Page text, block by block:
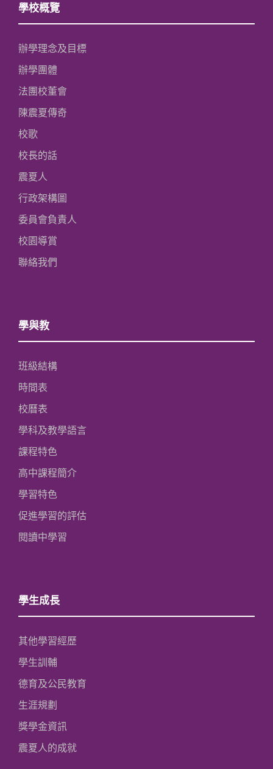
學校概覽
辦學理念及目標
辦學團體
法團校董會
陳震夏傳奇
校歌
校長的話
震夏人
行政架構圖
委員會負責人
校園導賞
聯絡我們
學與教
班級結構
時間表
校曆表
學科及教學語言
課程特色
高中課程簡介
學習特色
促進學習的評估
閱讀中學習
學生成長
其他學習經歷
學生訓輔
德育及公民教育
生涯規劃
獎學金資訊
震夏人的成就